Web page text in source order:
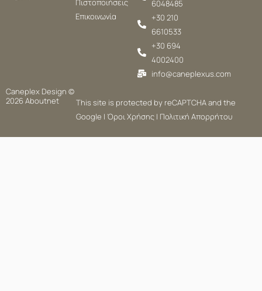
Πιστοποιήσεις
Επικοινωνία
6048485
+30 210
6610533
+30 694
4002400
info@caneplexus.com
Caneplex Design ©
2026 Aboutnet
This site is protected by reCAPTCHA and the
Google | Όροι Χρήσης| Πολιτική Απορρήτου